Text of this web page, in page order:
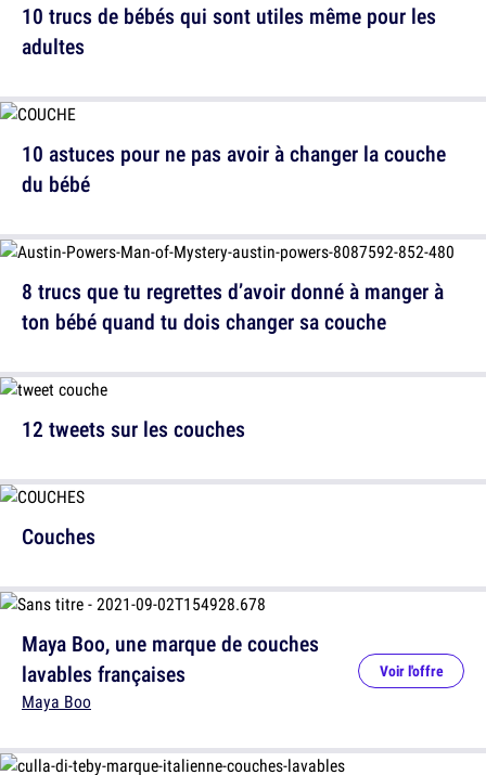
10 trucs de bébés qui sont utiles même pour les
adultes
12 tweets sur les couches
Maya Boo, une marque de couches
lavables françaises
Maya Boo
Voir l'offre
10 astuces pour ne pas avoir à changer la couche
du bébé
8 trucs que tu regrettes d’avoir donné à manger à
ton bébé quand tu dois changer sa couche
Couches